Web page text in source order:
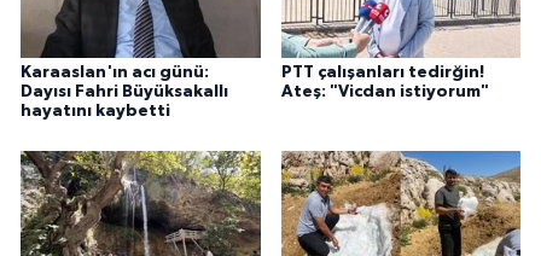
Karaaslan'ın acı günü:
Dayısı Fahri Büyüksakallı
hayatını kaybetti
PTT çalışanları tedirğin!
Ateş: "Vicdan istiyorum"